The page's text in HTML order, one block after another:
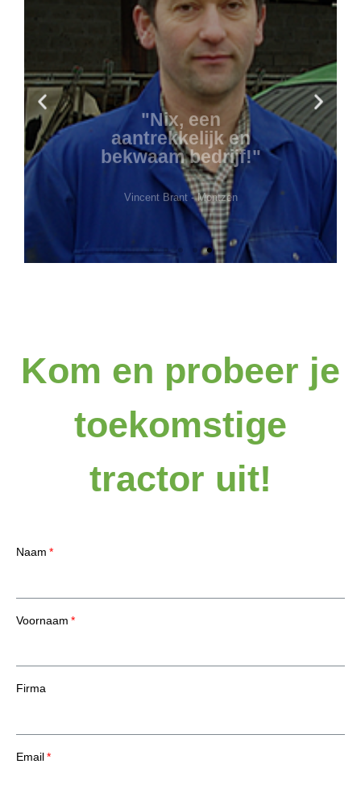
"Nix, een
aantrekkelijk en
bekwaam bedrijf!"
Vincent Brant - Montzen
Kom en probeer je
toekomstige
tractor uit!
Naam
Voornaam
Firma
Email